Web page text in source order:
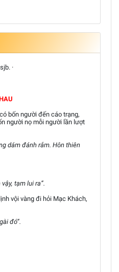
·
bốn người đến cáo trạng,
người nọ mỗi người lần lượt
dám đánh rắm. Hôn thiên
tạm lui ra”.
vội vàng đi hỏi Mạc Khách,
đó”.